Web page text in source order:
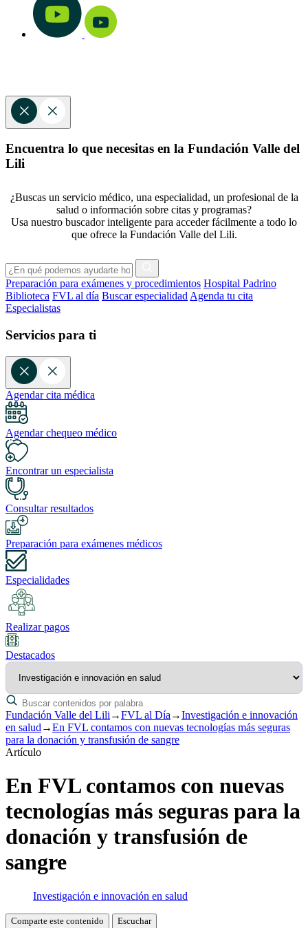
Encuentra lo que necesitas en la Fundación Valle del
Lili
¿Buscas un servicio médico, una especialidad, un profesional de la
salud o información sobre citas y programas?
Usa nuestro buscador inteligente para acceder fácilmente a todo lo
que ofrece la Fundación Valle del Lili.
Preparación para exámenes y procedimientos Hospital Padrino
Biblioteca FVL al día Buscar especialidad Agenda tu cita
Especialistas
Servicios para ti
Agendar cita médica
Agendar chequeo médico
Encontrar un especialista
Consultar resultados
Preparación para exámenes médicos
Especialidades
Realizar pagos
Destacados
Fundación Valle del Lili →FVL al Día →Investigación e innovación
en salud →En FVL contamos con nuevas tecnologías más seguras
para la donación y transfusión de sangre
Artículo
En FVL contamos con nuevas
tecnologías más seguras para la
donación y transfusión de
sangre
Investigación e innovación en salud
Comparte este contenido Escuchar